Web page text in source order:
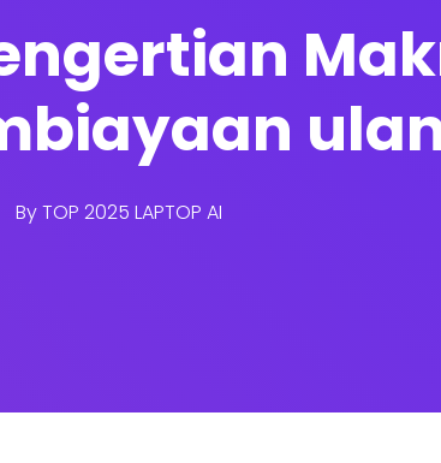
ByTOP 2025 LAPTOP AI